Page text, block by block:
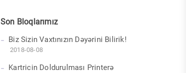
Son Bloqlarımız
Biz Sizin Vaxtınızın Dəyərini Bilirik!
2018-08-08
Kartricin Doldurulması Printerə